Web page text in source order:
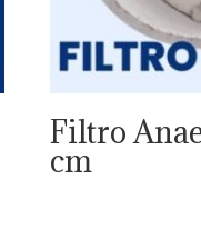
Filtro
cm